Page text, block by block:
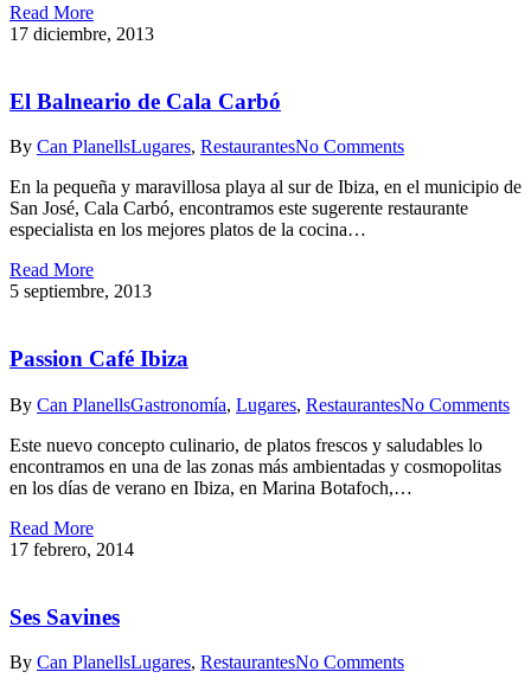
Read More
17 diciembre, 2013
El Balneario de Cala Carbó
By Can PlanellsLugares, RestaurantesNo Comments
En la pequeña y maravillosa playa al sur de Ibiza, en el municipio de
San José, Cala Carbó, encontramos este sugerente restaurante
especialista en los mejores platos de la cocina…
Read More
5 septiembre, 2013
Passion Café Ibiza
By Can PlanellsGastronomía, Lugares, RestaurantesNo Comments
Este nuevo concepto culinario, de platos frescos y saludables lo
encontramos en una de las zonas más ambientadas y cosmopolitas
en los días de verano en Ibiza, en Marina Botafoch,…
Read More
17 febrero, 2014
Ses Savines
By Can PlanellsLugares, RestaurantesNo Comments